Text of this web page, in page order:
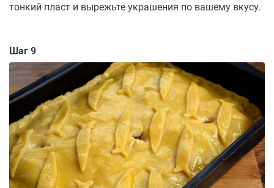
тонкий пласт и вырежьте украшения по вашему вкусу.
Шаг 9